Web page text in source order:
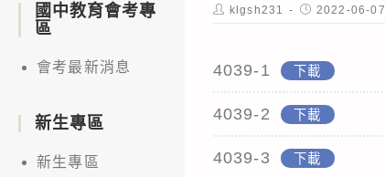
Post
author:
klgsh231
Post
published:
2022-06-07
4039-1 下載
4039-2 下載
4039-3 下載
國中教育會考專
區
會考最新消息
新生專區
新生專區